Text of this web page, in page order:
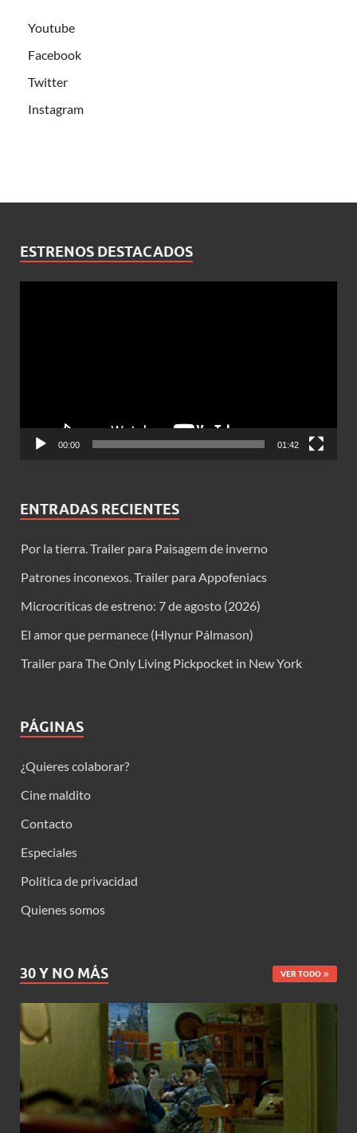
Youtube
Facebook
Twitter
Instagram
ESTRENOS DESTACADOS
00:00 01:42
ENTRADAS RECIENTES
Por la tierra. Trailer para Paisagem de inverno
Patrones inconexos. Trailer para Appofeniacs
Microcríticas de estreno: 7 de agosto (2026)
El amor que permanece (Hlynur Pálmason)
Trailer para The Only Living Pickpocket in New York
PÁGINAS
¿Quieres colaborar?
Cine maldito
Contacto
Especiales
Política de privacidad
Quienes somos
30 Y NO MÁS VER TODO